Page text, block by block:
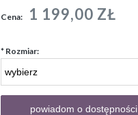
Cena: 1 199,00 ZŁ
*Rozmiar:
powiadom o dostępności